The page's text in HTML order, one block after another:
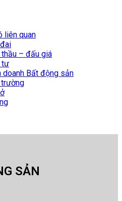
liên quan
– đấu giá
tư
doanh Bất động sản
SẢN